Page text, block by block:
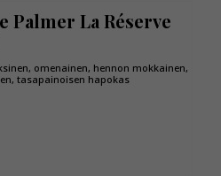
Palmer La Réserve
omenainen, hennon mokkainen,
tasapainoisen hapokas